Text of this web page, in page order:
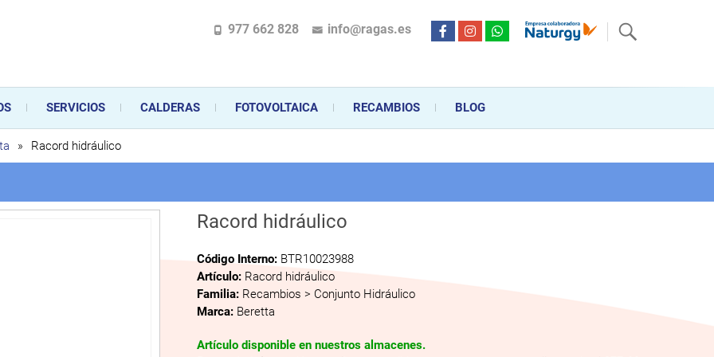
en la instalación, comercialización y mantenimiento de gas y electricidad desde hace más de 20 años . Acompañamos al cliente
aparatos de gas, climatización o electrodomésticos, desde el asesoramiento personalizado en la venta, montaje y reparación, hasta la
977 662 828 info@ragas.es
SERVICIOS CALDERAS FOTOVOLTAICA RECAMBIOS BLOG
» Racord hidráulico
Racord hidráulico
Código Interno: BTR10023988
Artículo: Racord hidráulico
Familia: Recambios > Conjunto Hidráulico
Marca: Beretta
Artículo disponible en nuestros almacenes.